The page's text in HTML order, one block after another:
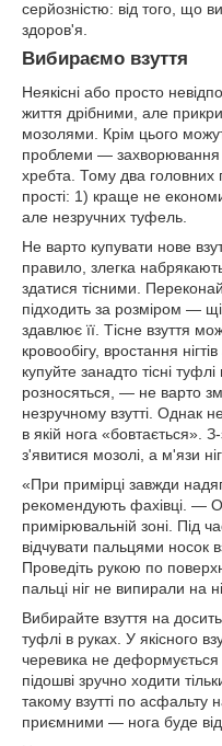
серйозністю: від того, що
здоров'я.
Вибираємо взуття
Неякісні або просто
життя дрібними, але
мозолями. Крім цього
проблеми — захворювання
хребта. Тому два головних
прості: 1) краще не
але незручних туфель.
Не варто купувати нове
правило, злегка
здатися тісними.
підходить за розміром —
здавлює її. Тісне взуття
кровообігу, вростання
купуйте занадто тісні
розносяться, — не варто
незручному взутті. Однак
в якій нога «бовтається».
з'явитися мозолі, а м'язи
«При примірці завжди
рекомендують фахівці. —
примірювальній зоні. Під
відчувати пальцями носок
Проведіть рукою по
пальці ніг не випирали на
Вибирайте взуття на досить
туфлі в руках. У якісного
черевика не деформується
підошві зручно ходити
такому взутті по асфальту
приємними — нога буде